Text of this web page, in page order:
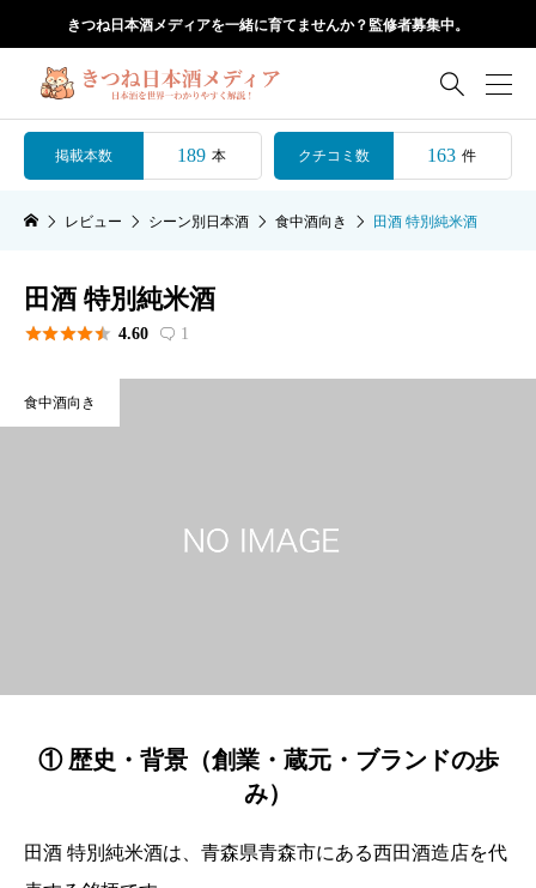
きつね日本酒メディアを一緒に育てませんか？監修者募集中。

掲載本数 189 本 クチコミ数 163 件
レビュー シーン別日本酒 食中酒向き 田酒 特別純米酒
田酒 特別純米酒
 4.60  1
食中酒向き
① 歴史・背景（創業・蔵元・ブランドの歩
み）
田酒 特別純米酒は、青森県青森市にある西田酒造店を代